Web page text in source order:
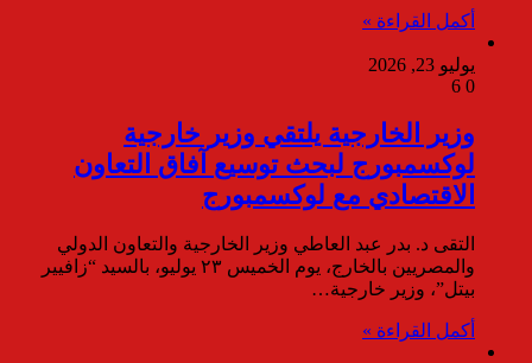
أكمل القراءة »
يوليو 23, 2026
0
وزير الخارجية يلتقي وزير خارجية
لوكسمبورج لبحث توسيع آفاق التعاون
الاقتصادي مع لوكسمبورج
التقى د. بدر عبد العاطي وزير الخارجية والتعاون الدولي
والمصريين بالخارج، يوم الخميس ٢٣ يوليو، بالسيد “زافيير
بيتل”، وزير خارجية…
أكمل القراءة »